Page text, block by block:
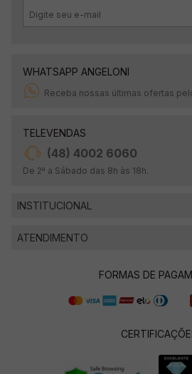
WHATSAPP ANGELONI
Receba nossas últimas ofertas
TELEVENDAS
(48) 4002 6060
De 2ª a Sábado das 8h às 18h.
INSTITUCIONAL
ATENDIMENTO
FORMAS DE